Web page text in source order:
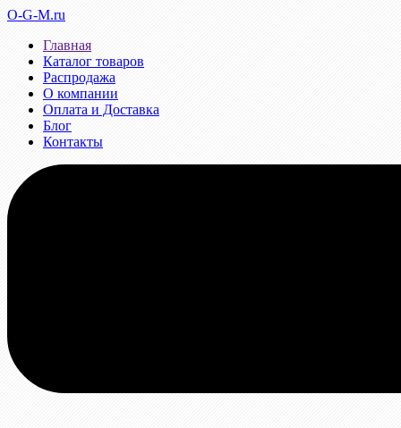
O-G-M.ru
Главная
Каталог товаров
Распродажа
О компании
Оплата и Доставка
Блог
Контакты